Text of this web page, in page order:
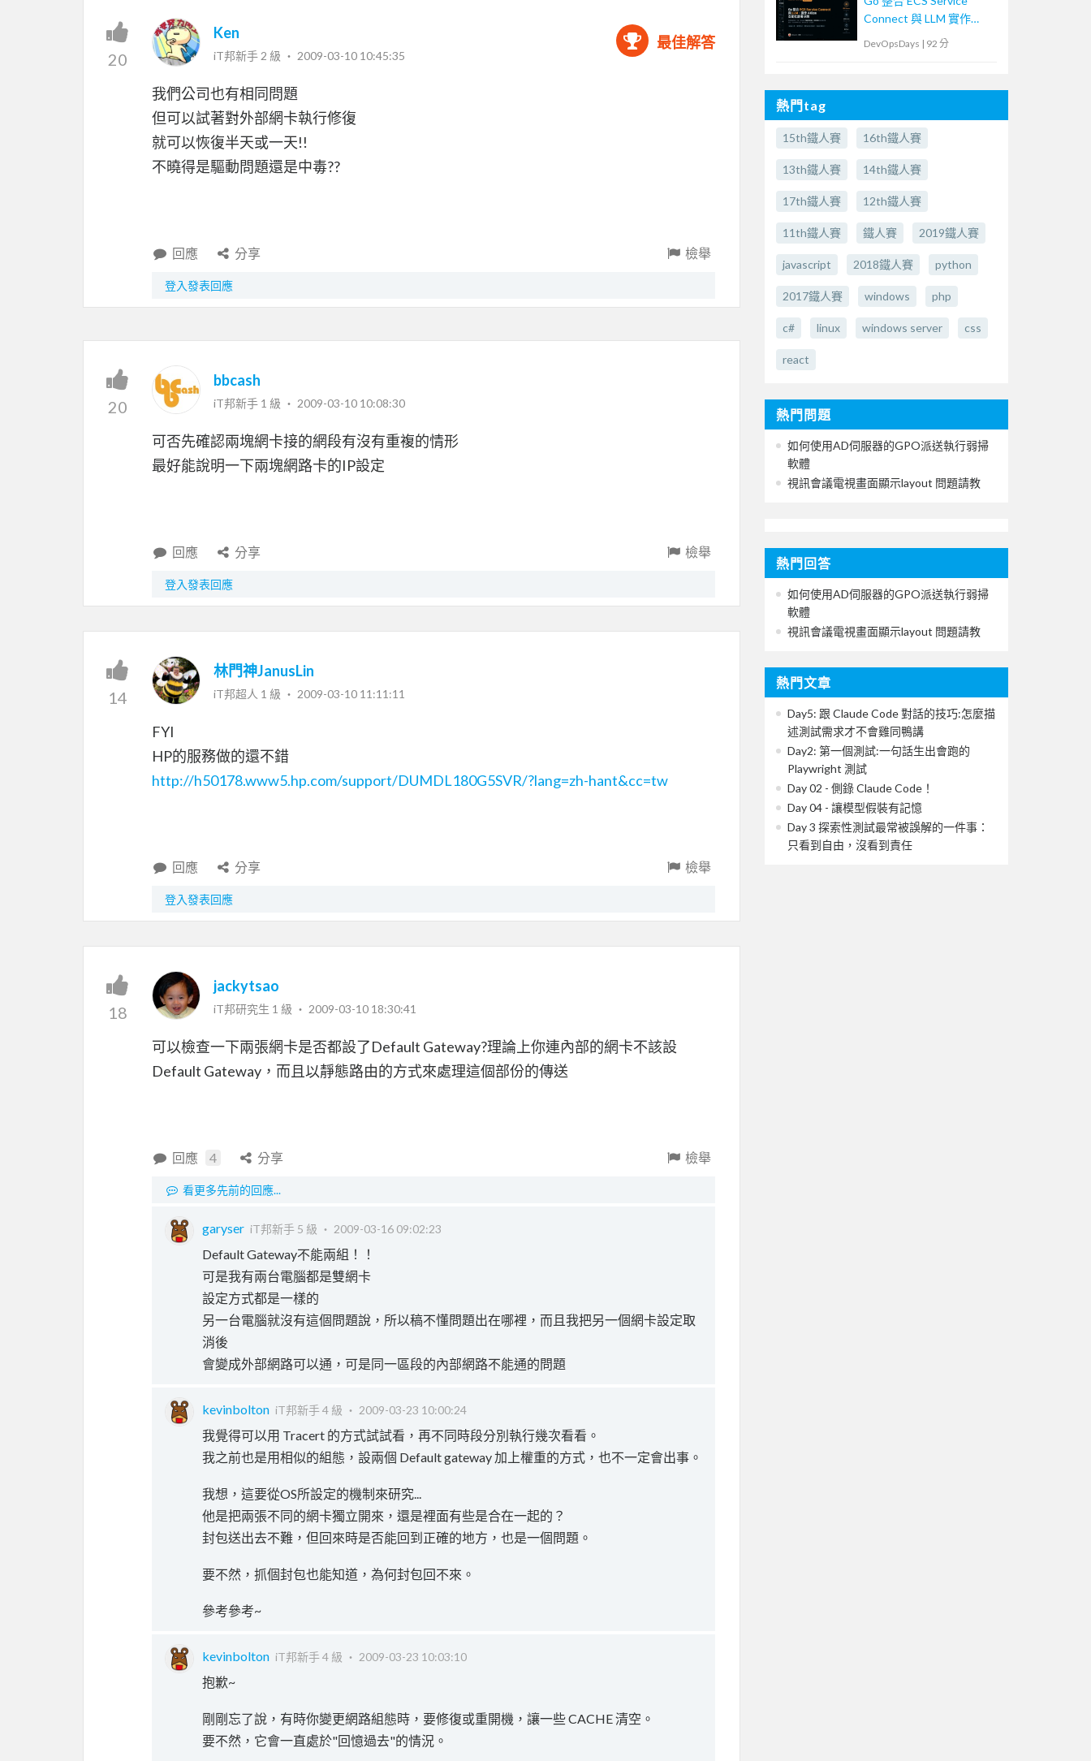
20
Ken
iT邦新手 2 級 ‧ 2009-03-10 10:45:35
最佳解答
我們公司也有相同問題
但可以試著對外部網卡執行修復
就可以恢復半天或一天!!
不曉得是驅動問題還是中毒??
回應 分享 檢舉
登入發表回應
20
bbcash
iT邦新手 1 級 ‧ 2009-03-10 10:08:30
可否先確認兩塊網卡接的網段有沒有重複的情形
最好能說明一下兩塊網路卡的IP設定
回應 分享 檢舉
登入發表回應
14
林門神JanusLin
iT邦超人 1 級 ‧ 2009-03-10 11:11:11
FYI
HP的服務做的還不錯
http://h50178.www5.hp.com/support/DUMDL180G5SVR/?lang=zh-hant&cc=tw
回應 分享 檢舉
登入發表回應
18
jackytsao
iT邦研究生 1 級 ‧ 2009-03-10 18:30:41
可以檢查一下兩張網卡是否都設了Default Gateway?理論上你連內部的網卡不該設
Default Gateway，而且以靜態路由的方式來處理這個部份的傳送
回應 4 分享 檢舉
看更多先前的回應...
garyser iT邦新手 5 級 ‧ 2009-03-16 09:02:23
Default Gateway不能兩組！！
可是我有兩台電腦都是雙網卡
設定方式都是一樣的
另一台電腦就沒有這個問題說，所以稿不懂問題出在哪裡，而且我把另一個網卡設定取
消後
會變成外部網路可以通，可是同一區段的內部網路不能通的問題
kevinbolton iT邦新手 4 級 ‧ 2009-03-23 10:00:24
我覺得可以用 Tracert 的方式試試看，再不同時段分別執行幾次看看。
我之前也是用相似的組態，設兩個 Default gateway 加上權重的方式，也不一定會出事。
我想，這要從OS所設定的機制來研究...
他是把兩張不同的網卡獨立開來，還是裡面有些是合在一起的？
封包送出去不難，但回來時是否能回到正確的地方，也是一個問題。
要不然，抓個封包也能知道，為何封包回不來。
參考參考~
kevinbolton iT邦新手 4 級 ‧ 2009-03-23 10:03:10
抱歉~
剛剛忘了說，有時你變更網路組態時，要修復或重開機，讓一些 CACHE 清空。
要不然，它會一直處於"回憶過去"的情況。
Connect 與 LLM 實作
AIOps 自動化決策
DevOpsDays | 92 分
熱門tag
15th鐵人賽 16th鐵人賽
13th鐵人賽 14th鐵人賽
17th鐵人賽 12th鐵人賽
11th鐵人賽 鐵人賽 2019鐵人賽
javascript 2018鐵人賽 python
2017鐵人賽 windows php
c# linux windows server css
react
熱門問題
如何使用AD伺服器的GPO派送執行弱掃
軟體
視訊會議電視畫面顯示layout 問題請教
熱門回答
如何使用AD伺服器的GPO派送執行弱掃
軟體
視訊會議電視畫面顯示layout 問題請教
熱門文章
Day5: 跟 Claude Code 對話的技巧:怎麼描
述測試需求才不會雞同鴨講
Day2: 第一個測試:一句話生出會跑的
Playwright 測試
Day 02 - 側錄 Claude Code！
Day 04 - 讓模型假裝有記憶
Day 3 探索性測試最常被誤解的一件事：
只看到自由，沒看到責任